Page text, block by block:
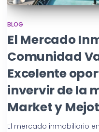
BLOG
El Mercado
Comunidad
Excelente
invervir de la
Market y
El mercado inmobiliario